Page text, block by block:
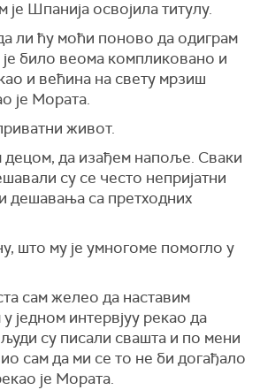
Шпанија освојила титулу.
ли ћу моћи поново да одиграм
било веома компликовано и
и већина на свету мрзиш
је Мората.
живот.
децом, да изађем напоље. Сваки
су се често непријатни
дешавања са претходних
што му је умногоме помогло у
сам желео да наставим
једном интервјуу рекао да
су писали свашта и по мени
сам да ми се то не би догађало
је Мората.